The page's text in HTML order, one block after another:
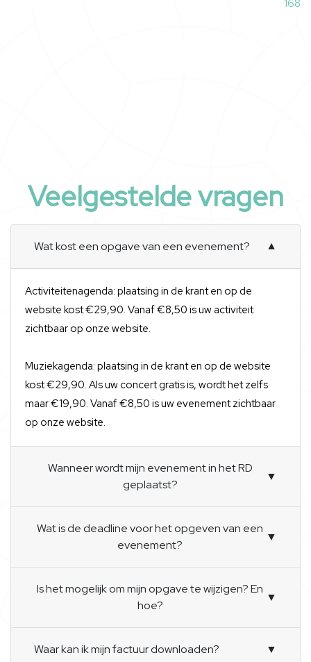
168
Veelgestelde vragen
Wat kost een opgave van een evenement? ▼
Activiteitenagenda: plaatsing in de krant en op de
website kost €29,90. Vanaf €8,50 is uw activiteit
zichtbaar op onze website.
Muziekagenda: plaatsing in de krant en op de website
kost €29,90. Als uw concert gratis is, wordt het zelfs
maar €19,90. Vanaf €8,50 is uw evenement zichtbaar
op onze website.
Wanneer wordt mijn evenement in het RD
geplaatst?
▼
Wat is de deadline voor het opgeven van een
evenement?
▼
Is het mogelijk om mijn opgave te wijzigen? En
hoe?
▼
Waar kan ik mijn factuur downloaden? ▼